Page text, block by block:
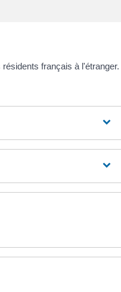
français à l'étranger.